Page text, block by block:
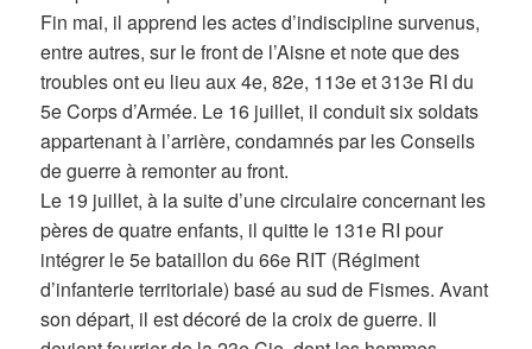
Fin mai, il apprend les actes d’indiscipline survenus,
entre autres, sur le front de l’Aisne et note que des
troubles ont eu lieu aux 4e, 82e, 113e et 313e RI du
5e Corps d’Armée. Le 16 juillet, il conduit six soldats
appartenant à l’arrière, condamnés par les Conseils
de guerre à remonter au front.
Le 19 juillet, à la suite d’une circulaire concernant les
pères de quatre enfants, il quitte le 131e RI pour
intégrer le 5e bataillon du 66e RIT (Régiment
d’infanterie territoriale) basé au sud de Fismes. Avant
son départ, il est décoré de la croix de guerre. Il